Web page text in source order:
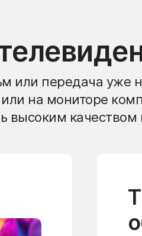
или передача уже
или на мониторе
высоким качеством